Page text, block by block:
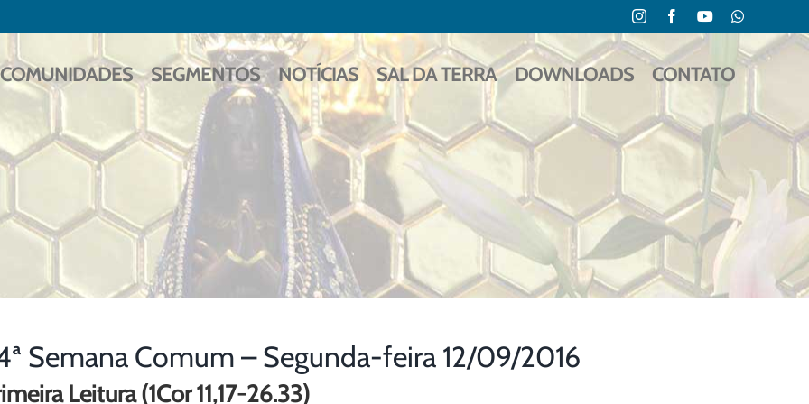
InstagramFacebookYouTubeWhatsApp
COMUNIDADES SEGMENTOS NOTÍCIAS SAL DA TERRA DOWNLOADS CONTATO
Semana Comum – Segunda-feira 12/09/2016
Leitura (1Cor 11,17-26.33)